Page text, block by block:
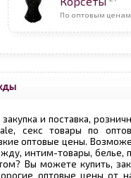
По оптовым
и поставка,
секс товары по
оптовые цены.
интим-товары, белье,
Вы можете купить,
оптовые цены от